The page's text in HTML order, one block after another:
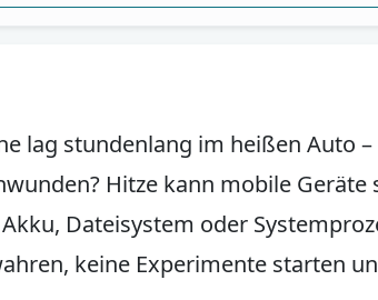
lag stundenlang im heißen Auto
Hitze kann mobile
Dateisystem oder
keine Experimente starten